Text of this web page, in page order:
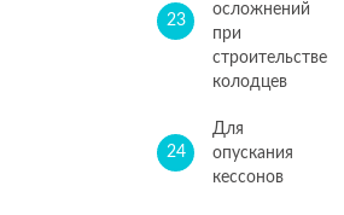
23
осложнений
при
строительстве
колодцев
24
Для
опускания
кессонов